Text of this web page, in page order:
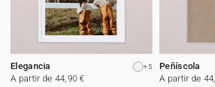
Elegancia +5
A partir de 44,90 €
Peñíscola
A partir de